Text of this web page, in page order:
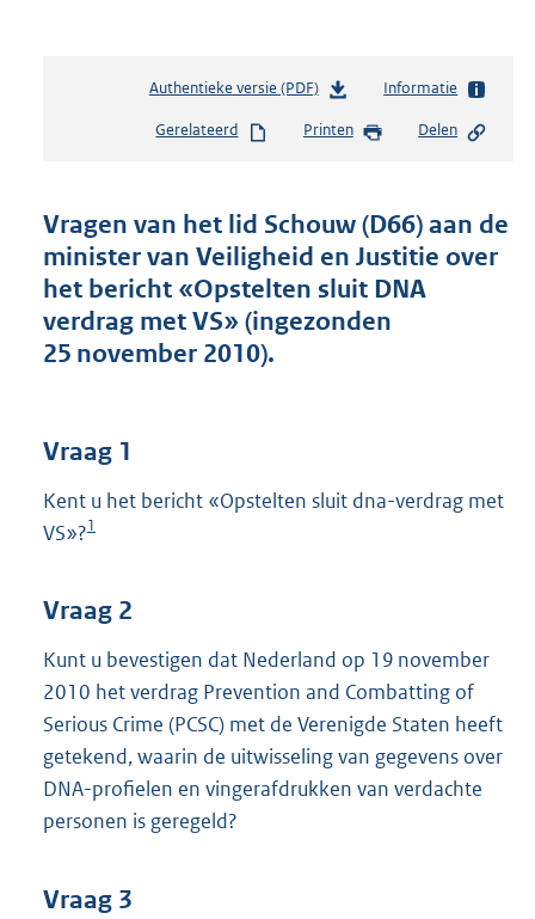
Authentieke versie (PDF)b
s
d
s
g
r
4
2
Informatie
Gerelateerd Printen Delen
Vragen van het lid Schouw (D66) aan de
minister van Veiligheid en Justitie over
het bericht «Opstelten sluit DNA
verdrag met VS» (ingezonden
25 november 2010).
Vraag 1
Kent u het bericht «Opstelten sluit dna-verdrag met
VS»?1
Vraag 2
Kunt u bevestigen dat Nederland op 19 november
2010 het verdrag Prevention and Combatting of
Serious Crime (PCSC) met de Verenigde Staten heeft
getekend, waarin de uitwisseling van gegevens over
DNA-profielen en vingerafdrukken van verdachte
personen is geregeld?
Vraag 3